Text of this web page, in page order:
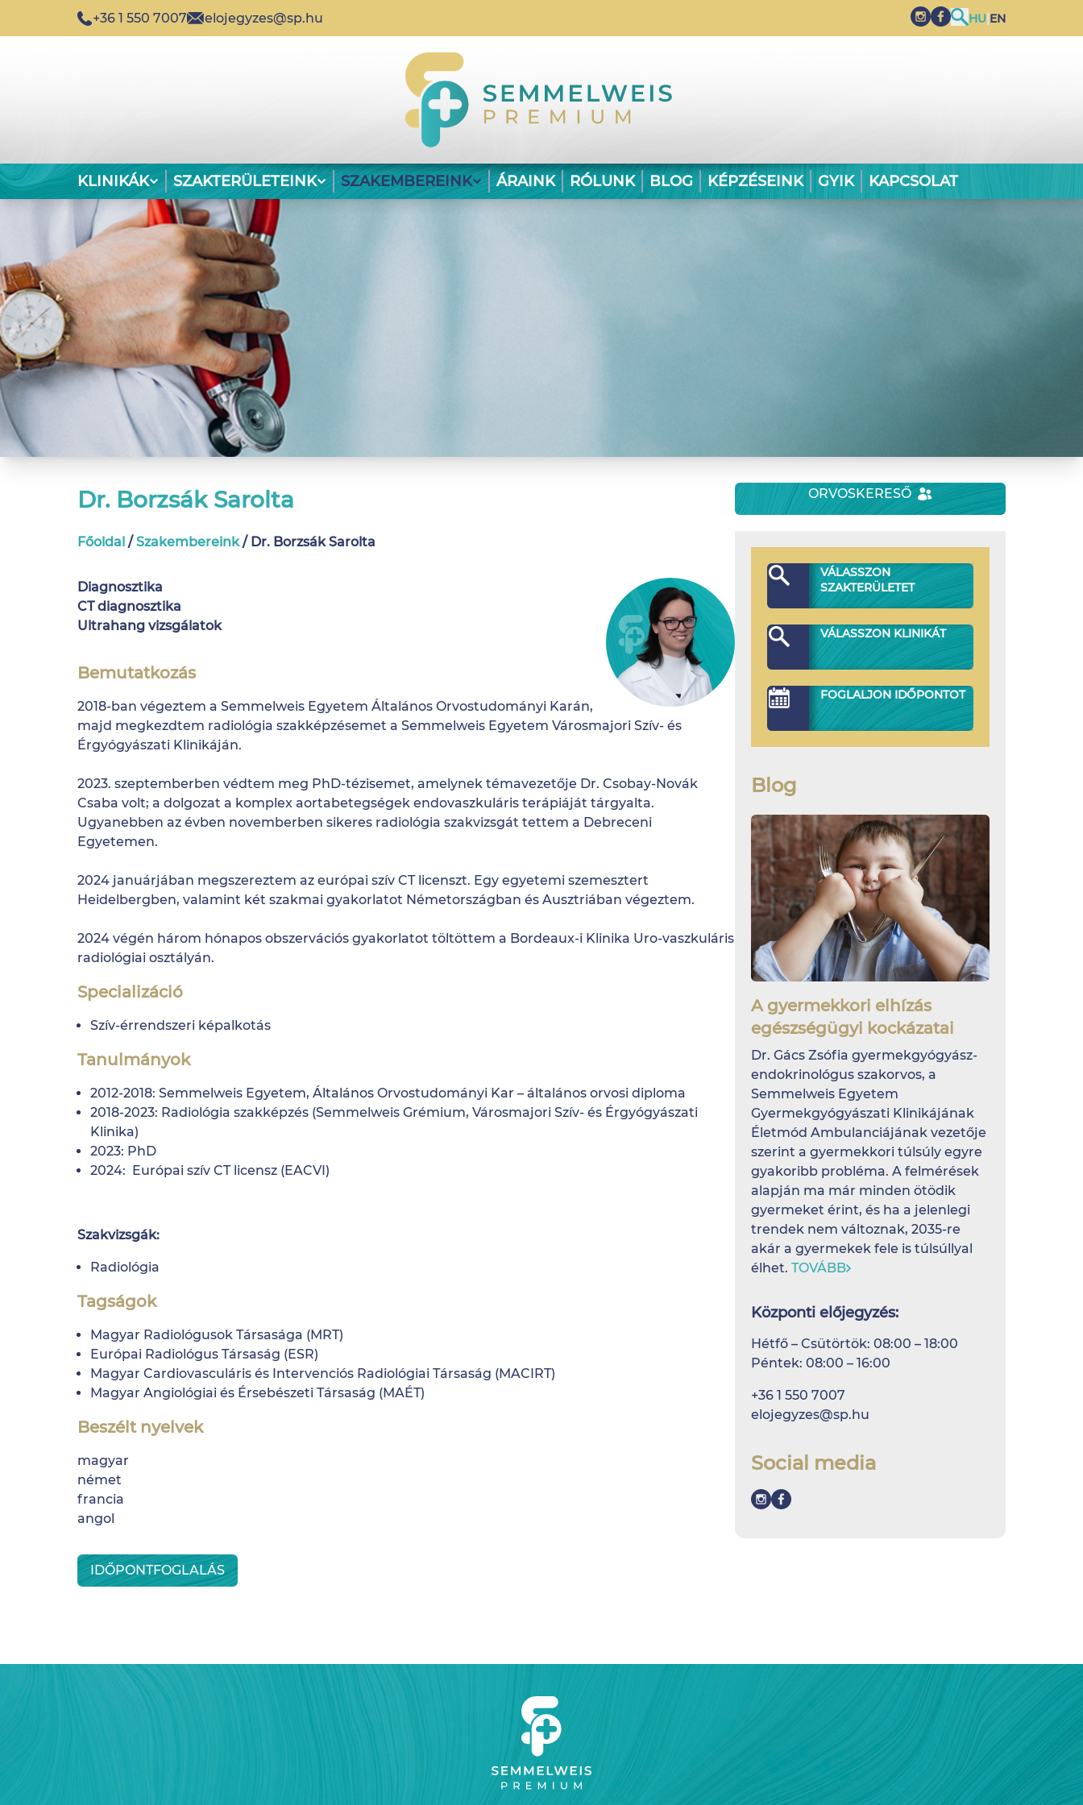
+36 1 550 7007 elojegyzes@sp.hu HU|EN
KLINIKÁK SZAKTERÜLETEINK SZAKEMBEREINK ÁRAINK RÓLUNK BLOG KÉPZÉSEINK GYIK KAPCSOLAT
Dr. Borzsák Sarolta
Főoldal / Szakembereink /Dr. Borzsák Sarolta
Diagnosztika
CT diagnosztika
Ultrahang vizsgálatok
Bemutatkozás
2018-ban végeztem a Semmelweis Egyetem Általános Orvostudományi Karán,
majd megkezdtem radiológia szakképzésemet a Semmelweis Egyetem Városmajori Szív- és
Érgyógyászati Klinikáján.
2023. szeptemberben védtem meg PhD-tézisemet, amelynek témavezetője Dr. Csobay-Novák
Csaba volt; a dolgozat a komplex aortabetegségek endovaszkuláris terápiáját tárgyalta.
Ugyanebben az évben novemberben sikeres radiológia szakvizsgát tettem a Debreceni
Egyetemen.
2024 januárjában megszereztem az európai szív CT licenszt. Egy egyetemi szemesztert
Heidelbergben, valamint két szakmai gyakorlatot Németországban és Ausztriában végeztem.
2024 végén három hónapos obszervációs gyakorlatot töltöttem a Bordeaux-i Klinika Uro-vaszkuláris
radiológiai osztályán.
Specializáció
Szív-érrendszeri képalkotás
Tanulmányok
2012-2018: Semmelweis Egyetem, Általános Orvostudományi Kar – általános orvosi diploma
2018-2023: Radiológia szakképzés (Semmelweis Grémium, Városmajori Szív- és Érgyógyászati
Klinika)
2023: PhD
2024: Európai szív CT licensz (EACVI)
Szakvizsgák:
Radiológia
Tagságok
Magyar Radiológusok Társasága (MRT)
Európai Radiológus Társaság (ESR)
Magyar Cardiovasculáris és Intervenciós Radiológiai Társaság (MACIRT)
Magyar Angiológiai és Érsebészeti Társaság (MAÉT)
Beszélt nyelvek
magyar
német
francia
angol
IDŐPONTFOGLALÁS
ORVOSKERESŐ
VÁLASSZON
SZAKTERÜLETET
VÁLASSZON KLINIKÁT
FOGLALJON IDŐPONTOT
Blog
A gyermekkori elhízás
egészségügyi kockázatai
Dr. Gács Zsófia gyermekgyógyász-
endokrinológus szakorvos, a
Semmelweis Egyetem
Gyermekgyógyászati Klinikájának
Életmód Ambulanciájának vezetője
szerint a gyermekkori túlsúly egyre
gyakoribb probléma. A felmérések
alapján ma már minden ötödik
gyermeket érint, és ha a jelenlegi
trendek nem változnak, 2035-re
akár a gyermekek fele is túlsúllyal
élhet. TOVÁBB
Központi előjegyzés:
Hétfő – Csütörtök: 08:00 – 18:00
Péntek: 08:00 – 16:00
+36 1 550 7007
elojegyzes@sp.hu
Social media